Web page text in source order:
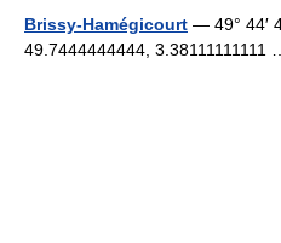
Brissy-Hamégicourt — 49° 44′
49.7444444444,